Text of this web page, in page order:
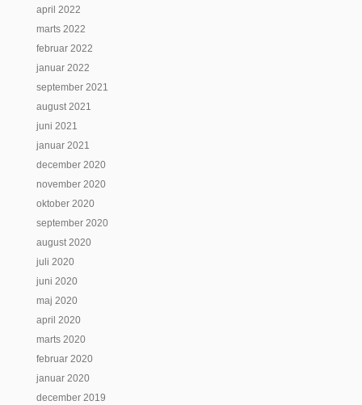
april 2022
marts 2022
februar 2022
januar 2022
september 2021
august 2021
juni 2021
januar 2021
december 2020
november 2020
oktober 2020
september 2020
august 2020
juli 2020
juni 2020
maj 2020
april 2020
marts 2020
februar 2020
januar 2020
december 2019